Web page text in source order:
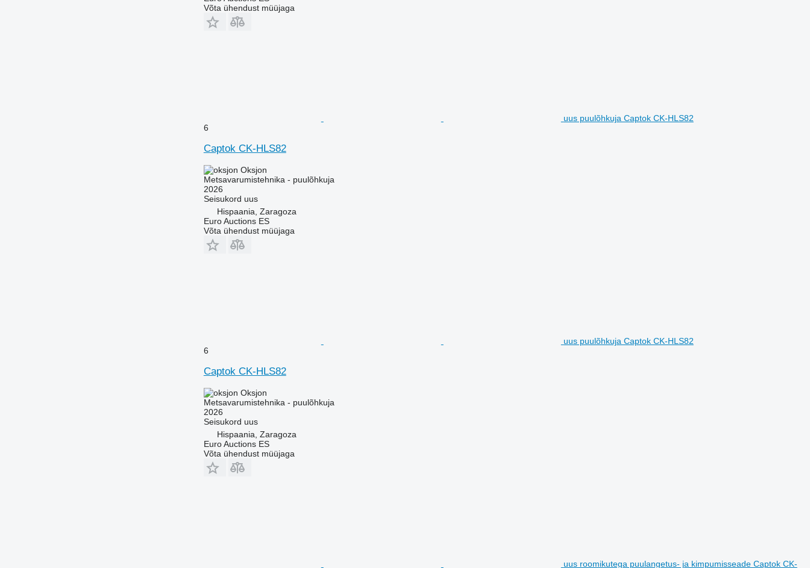
Võta ühendust müüjaga
uus puulõhkuja Captok CK-HLS82
6
Captok CK-HLS82
Oksjon
Metsavarumistehnika - puulõhkuja
2026
Seisukord uus
Hispaania, Zaragoza
Euro Auctions ES
Võta ühendust müüjaga
uus puulõhkuja Captok CK-HLS82
6
Captok CK-HLS82
Oksjon
Metsavarumistehnika - puulõhkuja
2026
Seisukord uus
Hispaania, Zaragoza
Euro Auctions ES
Võta ühendust müüjaga
uus roomikutega puulangetus- ja kimpumisseade Captok CK-